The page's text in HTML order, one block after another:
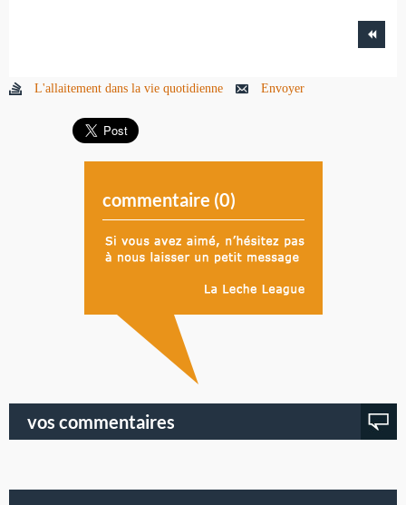
L'allaitement dans la vie quotidienne Envoyer
commentaire (0)
vos commentaires